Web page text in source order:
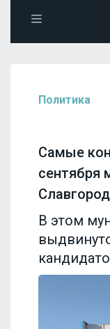
Политика
Самые
сентября
В этом